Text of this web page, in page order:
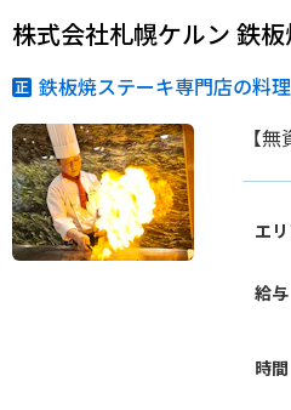
株式会社札幌ケルン 鉄
鉄板焼ステーキ専門店の料
【
エ
給与
時間